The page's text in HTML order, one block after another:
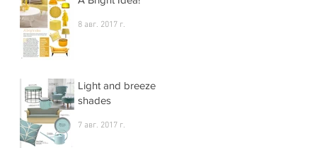
8 авг. 2017 г.
Light and breeze
shades
7 авг. 2017 г.